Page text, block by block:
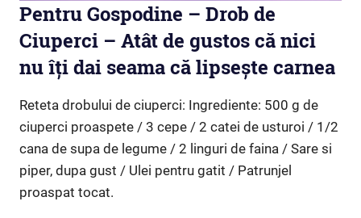
Pentru Gospodine – Drob de
Ciuperci – Atât de gustos că nici
nu îți dai seama că lipsește carnea
Reteta drobului de ciuperci: Ingrediente: 500 g de
ciuperci proaspete / 3 cepe / 2 catei de usturoi / 1/2
cana de supa de legume / 2 linguri de faina / Sare si
piper, dupa gust / Ulei pentru gatit / Patrunjel
proaspat tocat.